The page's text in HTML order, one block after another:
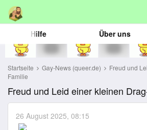
Hilfe Über uns
Startseite Gay-News (queer.de)
Freud und
Familie
Freud und Leid einer kleinen
26 August 2025, 08:15